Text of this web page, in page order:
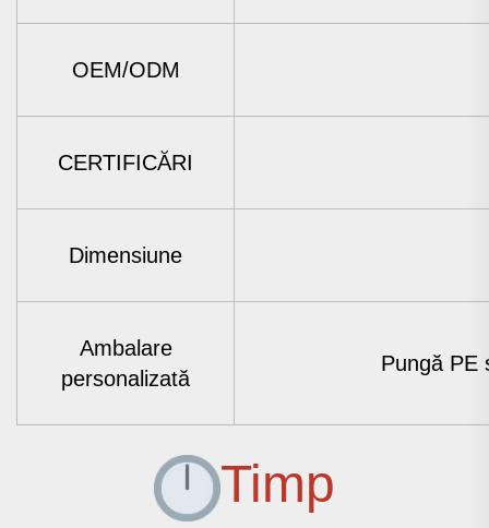
OEM/ODM
CERTIFICĂRI
Dimensiune
Ambalare
personalizată
Pungă PE
Timp